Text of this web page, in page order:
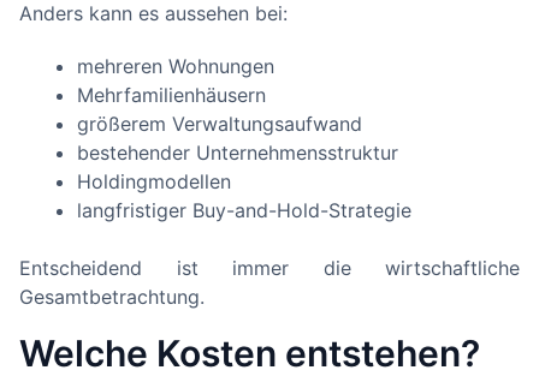
Anders kann es aussehen bei:
mehreren Wohnungen
Mehrfamilienhäusern
größerem Verwaltungsaufwand
bestehender Unternehmensstruktur
Holdingmodellen
langfristiger Buy-and-Hold-Strategie
Entscheidend ist immer die wirtschaftliche
Gesamtbetrachtung.
Welche Kosten entstehen?